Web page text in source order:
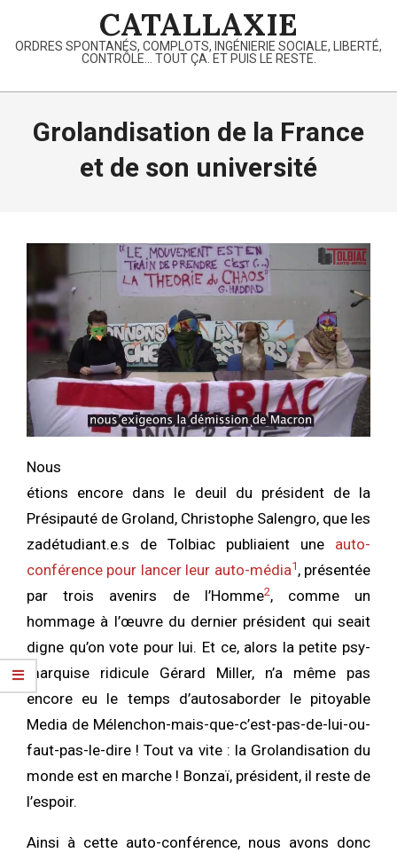
content
CATALLAXIE
ORDRES SPONTANÉS, COMPLOTS, INGÉNIERIE SOCIALE, LIBERTÉ,
CONTRÔLE… TOUT ÇA. ET PUIS LE RESTE.
Primary
Grolandisation de la France
et de son université
Nous
étions encore dans le deuil du président de la
Présipauté de Groland, Christophe Salengro, que les
zadétudiant.e.s de Tolbiac publiaient une auto-
conférence pour lancer leur auto-média1 , présentée
par trois avenirs de l’Homme2, comme un
hommage à l’œuvre du dernier président qui seait
digne qu’on vote pour lui. Et ce, alors la petite psy-
marquise ridicule Gérard Miller, n’a même pas
encore eu le temps d’autosaborder le pitoyable
Media de Mélenchon-mais-que-c’est-pas-de-lui-ou-
faut-pas-le-dire ! Tout va vite : la Grolandisation du
monde est en marche ! Bonzaï, président, il reste de
l’espoir.
Ainsi à cette auto-conférence, nous avons donc